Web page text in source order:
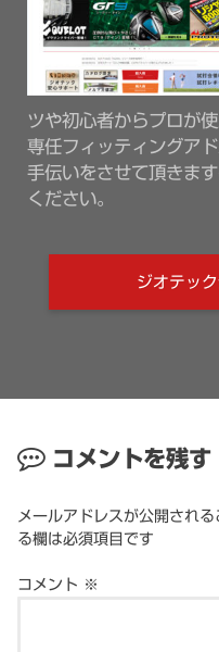
ツや初心者からプロが
専任フィッティングア
手伝いをさせて頂きま
ください。
ジオテッ
コメントを残す
メールアドレスが公開される
る欄は必須項目です
コメント ※